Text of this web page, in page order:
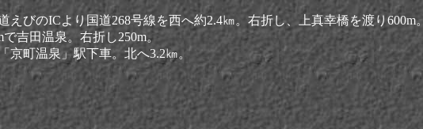
えびのICより国道268号線を西へ約2.4㎞。右折し、上真幸橋を渡り600m。
で吉田温泉。右折し250m。
京町温泉」駅下車。北へ3.2㎞。